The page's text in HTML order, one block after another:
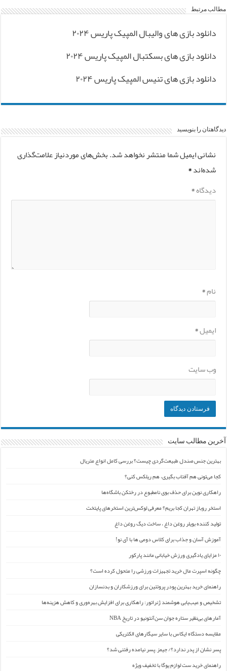
مطالب مرتبط
دانلود بازی های والیبال المپیک پاریس ۲۰۲۴
دانلود بازی های بسکتبال المپیک پاریس ۲۰۲۴
دانلود بازی های تنیس المپیک پاریس ۲۰۲۴
دیدگاهتان را بنویسید
نشانی ایمیل شما منتشر نخواهد شد.بخش‌های موردنیاز علامت‌گذاری
شده‌اند*
دیدگاه*
نام*
ایمیل*
وب‌ سایت
آخرین مطالب سایت
بهترین جنس صندل طبیعت‌گردی چیست؟ بررسی کامل انواع متریال
کجا می‌تونی هم آفتاب بگیری، هم ریلکس کنی؟
راهکاری نوین برای حذف بوی نامطبوع در رختکن باشگاه‌ها
استخر روباز تهران کجا بریم؟ معرفی لوکس‌ترین استخرهای پایتخت
تولید کننده بویلر روغن داغ ، ساخت دیگ روغن داغ
آموزش آسان و جذاب برای کلاس دومی ها با آی نو!
۱۰ مزایای یادگیری ورزش خیابانی مانند پارکور
چگونه اسپرت مال خرید تجهیزات ورزشی را متحول کرده است؟
راهنمای خرید بهترین پودر پروتئین برای ورزشکاران و بدنسازان
تشخیص و عیب‌یابی هوشمند ژنراتور: راهکاری برای افزایش بهره‌وری و کاهش هزینه‌ها
آمارهای بی‌نظیر ستاره جوان سن‌آنتونیو در تاریخ NBA
مقایسه دستگاه ایکاس با سایر سیگارهای الکتریکی
پسر نشان از پدر ندارد؟/ جیمز ِ پسر نیامده رفتنی شد؟
راهنمای خرید ست لوازم یوگا با تخفیف ویژه